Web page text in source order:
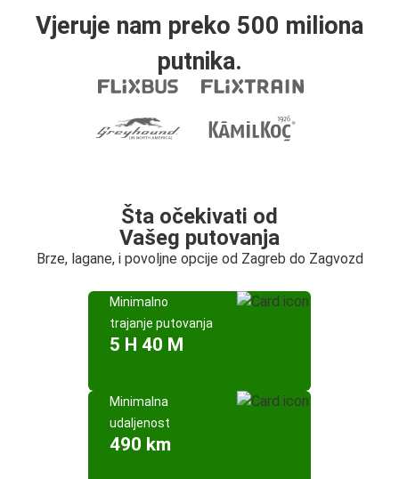
Vjeruje nam preko 500 miliona
putnika.
Šta očekivati od
Vašeg putovanja
Brze, lagane, i povoljne opcije od Zagreb do Zagvozd
Minimalno
trajanje putovanja
5 H 40 M
Minimalna
udaljenost
490 km